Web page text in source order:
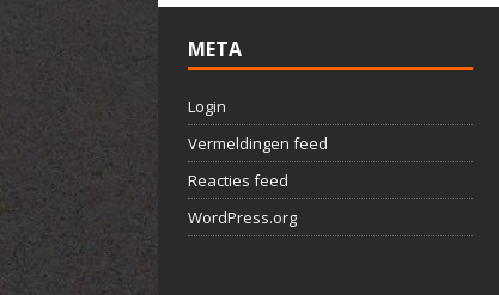
META
Login
Vermeldingen feed
Reacties feed
WordPress.org